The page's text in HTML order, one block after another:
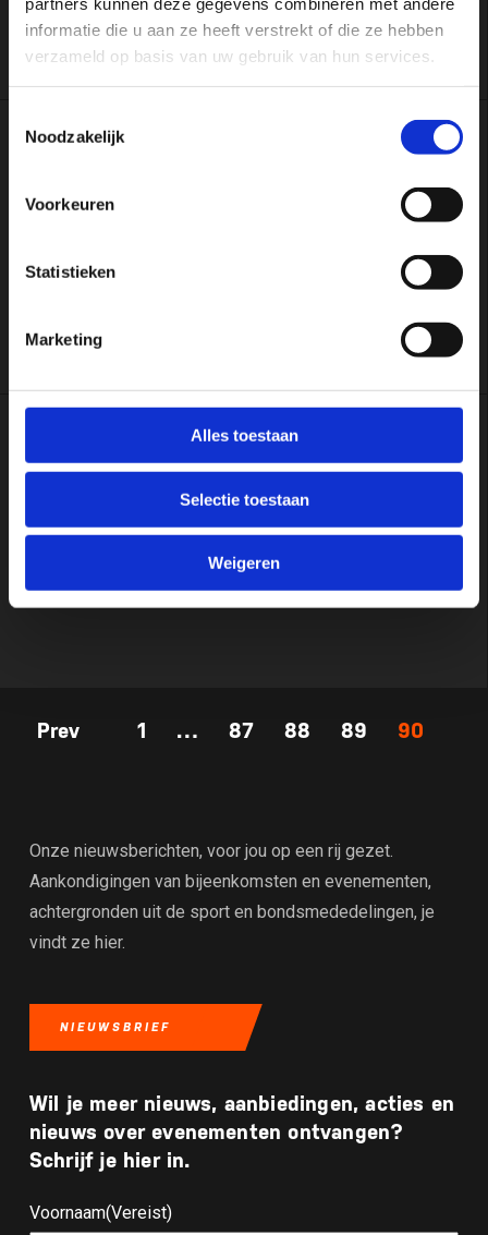
informatie die u aan ze heeft verstrekt of die ze hebben
verzameld op basis van uw gebruik van hun services.
Noodzakelijk
Voorkeuren
Statistieken
Marketing
Alles toestaan
Selectie toestaan
Weigeren
Squadra Eindhoven
22 AUGUSTUS 2017
Papendal
Bidprocedure NK’s 2018 en 2019
Het bondsbestuur van de NTB nodigt geïnteresseerde
evenementenorganisaties uit een bid uit te brengen
voor een of meer NK’s voor 2018 en 2019
Prev 1 … 87 88 89 90
Onze nieuwsberichten, voor jou op een rij gezet.
Aankondigingen van bijeenkomsten en evenementen,
achtergronden uit de sport en bondsmededelingen, je
vindt ze hier.
NIEUWSBRIEF
Wil je meer nieuws, aanbiedingen, acties en
nieuws over evenementen ontvangen?
Schrijf je hier in.
Voornaam(Vereist)